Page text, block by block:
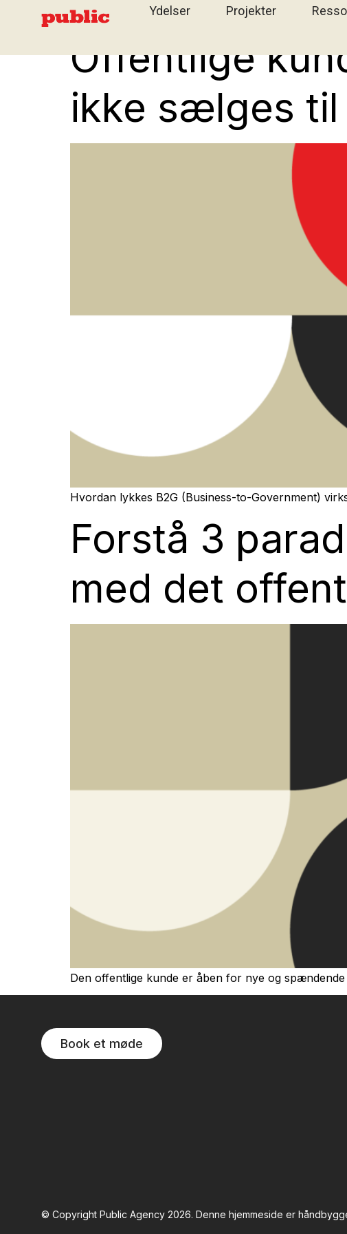
Ydelser Projekter
Offentlige
ikke sælges til
Hvordan lykkes B2G (Business-to-Government)
Forstå 3
med det
Den offentlige kunde er åben for nye og
Book et møde
© Copyright Public Agency 2026. Denne hjemmeside er